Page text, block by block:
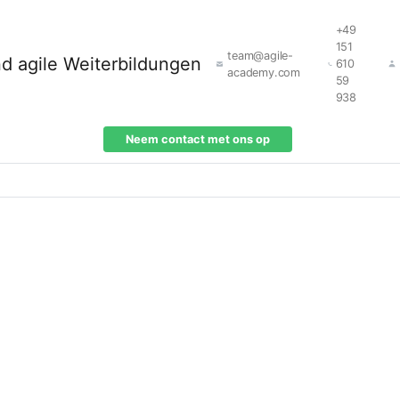
team@agile-
academy.com
+49
151
610
59
938
Neem contact met ons op